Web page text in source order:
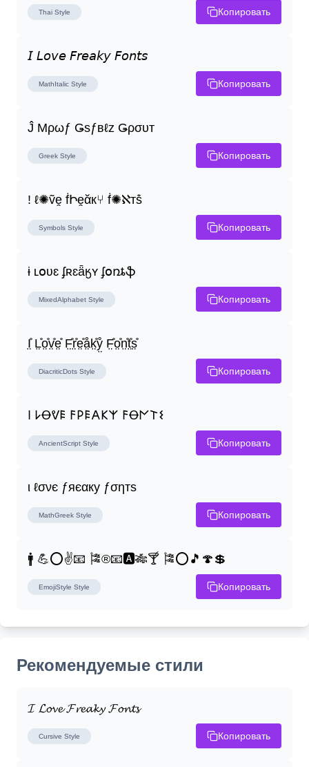
Thai Style Копировать
𝘐 𝘓𝘰𝘷𝘦 𝘍𝘳𝘦𝘢𝘬𝘺 𝘍𝘰𝘯𝘵𝘴
MathItalic Style Копировать
Ĵ Μρωƒ Ǥѕƒвℓz Ǥρσυт
Greek Style Копировать
! ℓ✺ṽḙ ḟԻḙᾰк⑂ ḟ✺ℵтṧ
Symbols Style Копировать
ɨ ʟօʋɛ ʄʀɛǟӄʏ ʄօռȶֆ
MixedAlphabet Style Копировать
I̤̊ L̤̊o̤̊v̤̊e̤̊ F̤̊r̤̊e̤̊å̤k̤̊ẙ̤ F̤̊o̤̊n̤̊t̤̊s̤̊
DiacriticDots Style Копировать
𐌉 𐌋Ꝋᕓ𐌄 𐌅𐌓𐌄𐌀𐌊𐌙 𐌅Ꝋ𐌍𐌕𐌔
AncientScript Style Копировать
ι ℓσνє ƒяєαку ƒσηтѕ
MathGreek Style Копировать
🚹 💪⭕✌📧 🎏®📧🅰🎋🍸 🎏⭕🎵🍄💲
EmojiStyle Style Копировать
Рекомендуемые стили
𝓘 𝓛𝓸𝓿𝓮 𝓕𝓻𝓮𝓪𝓴𝔂 𝓕𝓸𝓷𝓽𝓼
Cursive Style Копировать